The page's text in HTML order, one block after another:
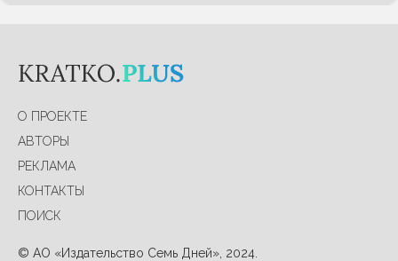
О ПРОЕКТЕ
АВТОРЫ
РЕКЛАМА
КОНТАКТЫ
ПОИСК
© АО «Издательство Семь Дней», 2024.